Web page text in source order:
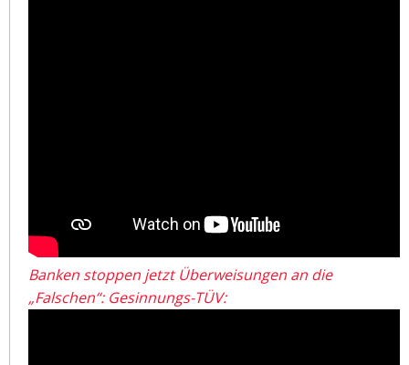
Banken stoppen jetzt Überweisungen an die
„Falschen“: Gesinnungs-TÜV: